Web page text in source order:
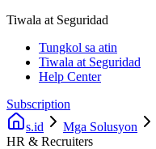
Tiwala at Seguridad
Tungkol sa atin
Tiwala at Seguridad
Help Center
Subscription
s.id
Mga Solusyon
HR & Recruiters